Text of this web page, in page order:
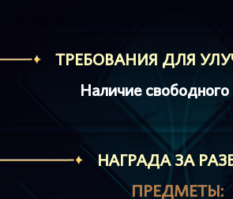
ТРЕБОВАНИЯ ДЛЯ
Наличие свободного
НАГРАДА ЗА
ПРЕДМЕТЫ: